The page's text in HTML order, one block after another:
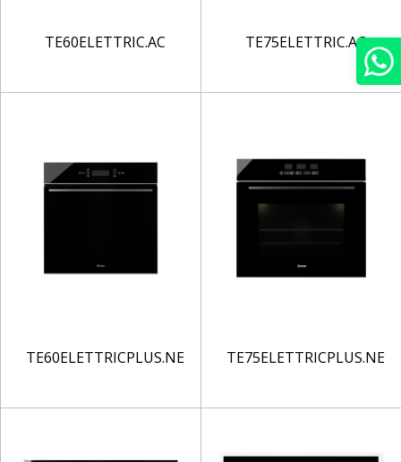
TE60ELETTRIC.AC TE75ELETTRIC.AC
TE60ELETTRICPLUS.NE TE75ELETTRICPLUS.NE